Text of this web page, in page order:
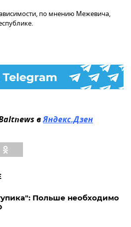
по мнению Межевича,
вЯндекс.Дзен
Польше необходимо